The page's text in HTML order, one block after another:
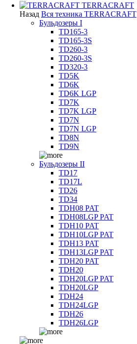
TERRACRAFT
Назад Вся техника TERRACRAFT
Бульдозеры I
TD165-3
TD165-3S
TD260-3
TD260-3S
TD320-3
TD5K
TD6K
TD6K LGP
TD7K
TD7K LGP
TD7N
TD7N LGP
TD8N
TD9N
Бульдозеры II
TD17
TD17L
TD26
TD34
TDH08 PAT
TDH08LGP PAT
TDH10 PAT
TDH10LGP PAT
TDH13 PAT
TDH13LGP PAT
TDH20 PAT
TDH20
TDH20LGP PAT
TDH20LGP
TDH24
TDH24LGP
TDH26
TDH26LGP